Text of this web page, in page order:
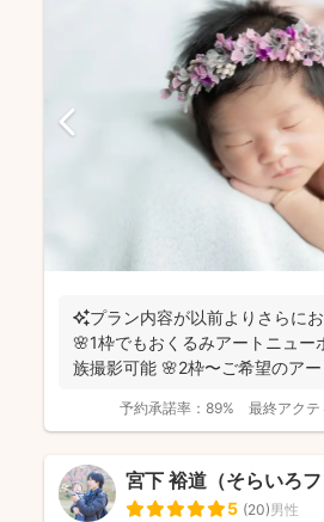
✨プラン内容が以前よりさらに
🌸1枠でもおくるみアートニュー
族撮影可能 🌸2枠〜ご希望のア
予約承諾率： 89% 最終アクテ
宮下 裕道（そらいろフ
5 (20)男性